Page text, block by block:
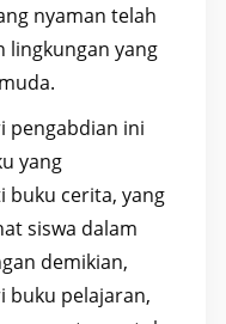
nyaman telah
lingkungan yang
pengabdian ini
yang
buku cerita, yang
siswa dalam
demikian,
buku pelajaran,